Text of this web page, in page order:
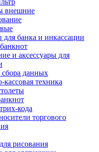
внешние
для банка и инкассации
и аксессуары для
данных
кассовая техника
кода
торгового
рисования